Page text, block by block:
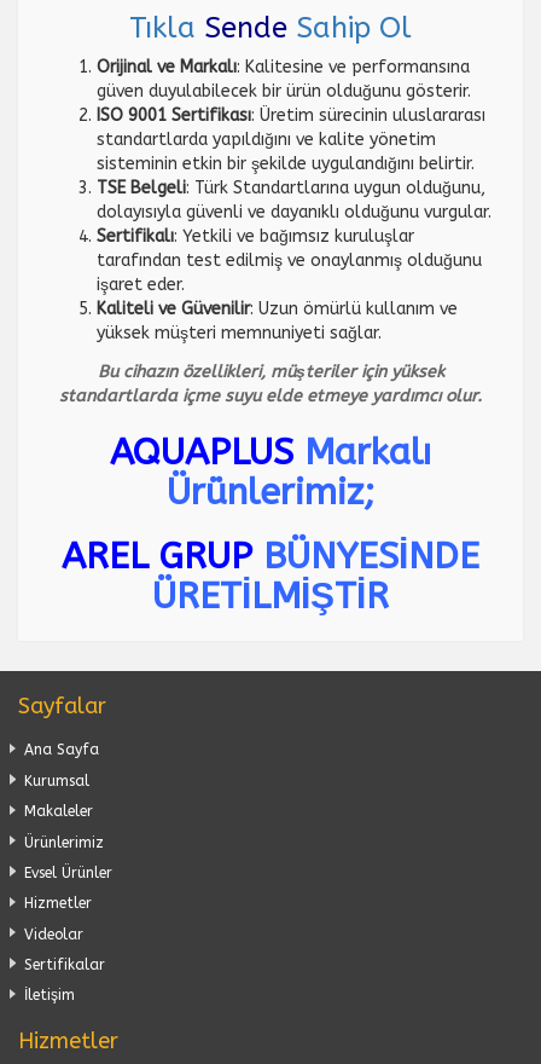
Tıkla Sende Sahip Ol
Orijinal ve Markalı: Kalitesine ve performansına
güven duyulabilecek bir ürün olduğunu gösterir.
ISO 9001 Sertifikası: Üretim sürecinin uluslararası
standartlarda yapıldığını ve kalite yönetim
sisteminin etkin bir şekilde uygulandığını belirtir.
TSE Belgeli: Türk Standartlarına uygun olduğunu,
dolayısıyla güvenli ve dayanıklı olduğunu vurgular.
Sertifikalı: Yetkili ve bağımsız kuruluşlar
tarafından test edilmiş ve onaylanmış olduğunu
işaret eder.
Kaliteli ve Güvenilir: Uzun ömürlü kullanım ve
yüksek müşteri memnuniyeti sağlar.
Bu cihazın özellikleri, müşteriler için yüksek
standartlarda içme suyu elde etmeye yardımcı olur.
AQUAPLUS Markalı
Ürünlerimiz;
AREL GRUPBÜNYESİNDE
ÜRETİLMİŞTİR
Sayfalar
Ana Sayfa
Kurumsal
Makaleler
Ürünlerimiz
Evsel Ürünler
Hizmetler
Videolar
Sertifikalar
İletişim
Hizmetler